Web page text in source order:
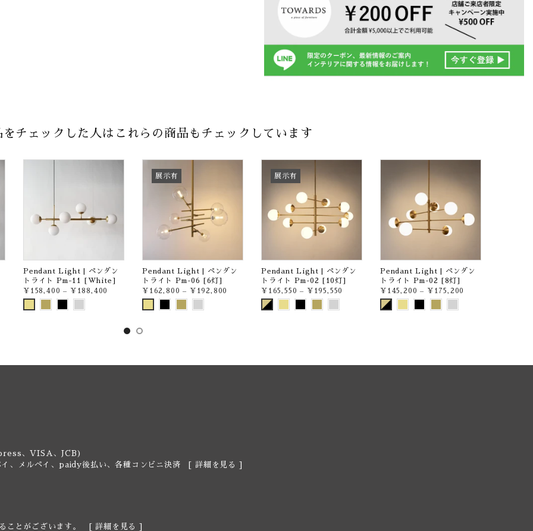
をチェックした人はこれらの商品もチェックしています
Pendant Light | ペンダン
トライト Pm-11 [White]
¥158,400– ¥188,400
展示有
Pendant Light | ペンダン
トライト Pm-06 [6灯]
¥162,800– ¥192,800
展示有
Pendant Light | ペンダン
トライト Pm-02 [10灯]
¥165,550– ¥195,550
Pendant Light | ペンダン
トライト Pm-02 [8灯]
¥145,200– ¥175,200
、VISA、JCB)
メルペイ、paidy後払い、各種コンビニ決済 [ 詳細を見る ]
ることがございます。 [ 詳細を見る ]